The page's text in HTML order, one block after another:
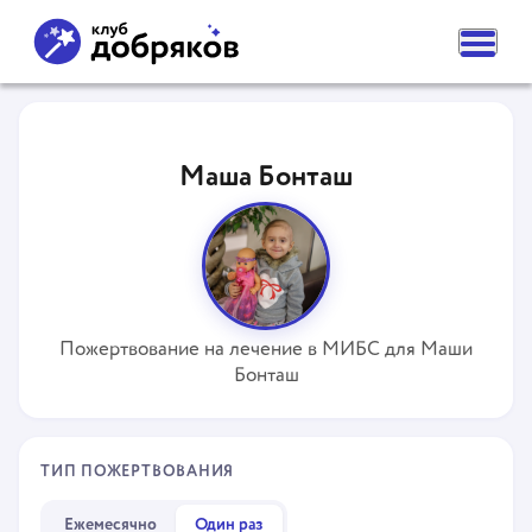
СМИ О НАС
СДЕЛАТЬ ПОЖЕРТВОВАНИЕ
СТАТЬ ВОЛОНТЕРОМ ФОНДА
Маша Бонташ
Пожертвование на лечение в МИБС для Маши
Бонташ
ТИП ПОЖЕРТВОВАНИЯ
Ежемесячно Один раз